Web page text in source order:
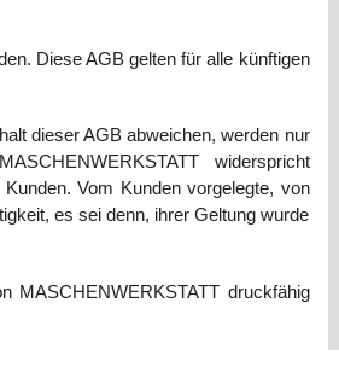
Diese AGB gelten für alle künftigen
dieser AGB abweichen, werden nur
widerspricht
Vom Kunden vorgelegte, von
es sei denn, ihrer Geltung wurde
MASCHENWERKSTATT druckfähig